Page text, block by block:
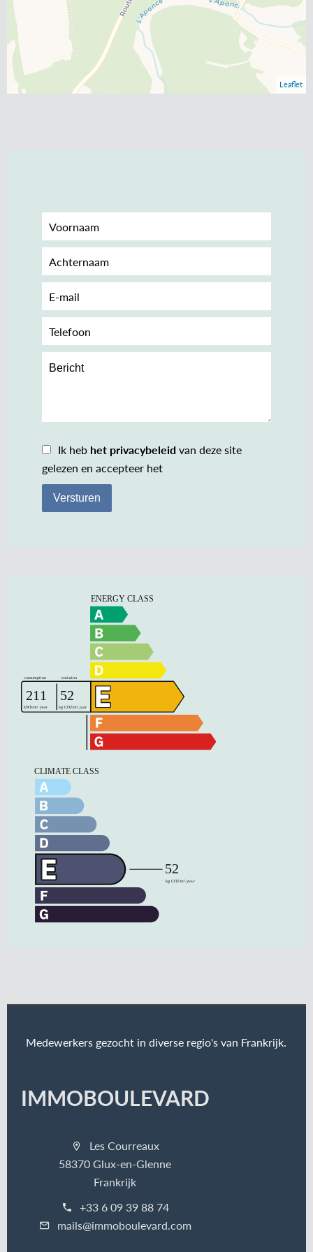
Leaflet
Ik heb het privacybeleidvan deze site
gelezen en accepteer het
Versturen
Medewerkers gezocht in diverse regio's van Frankrijk.
IMMOBOULEVARD
Les Courreaux
58370 Glux-en-Glenne
Frankrijk
+33 6 09 39 88 74
mails@immoboulevard.com